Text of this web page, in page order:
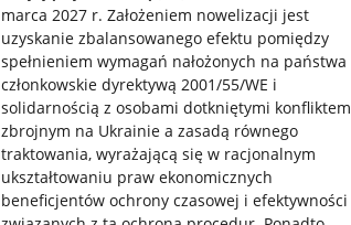
marca 2027 r. Założeniem nowelizacji jest
uzyskanie zbalansowanego efektu pomiędzy
spełnieniem wymagań nałożonych na państwa
członkowskie dyrektywą 2001/55/WE i
solidarnością z osobami dotkniętymi konfliktem
zbrojnym na Ukrainie a zasadą równego
traktowania, wyrażającą się w racjonalnym
ukształtowaniu praw ekonomicznych
beneficjentów ochrony czasowej i efektywności